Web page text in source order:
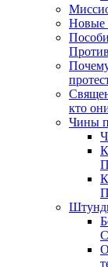
Новые
кто
Чины